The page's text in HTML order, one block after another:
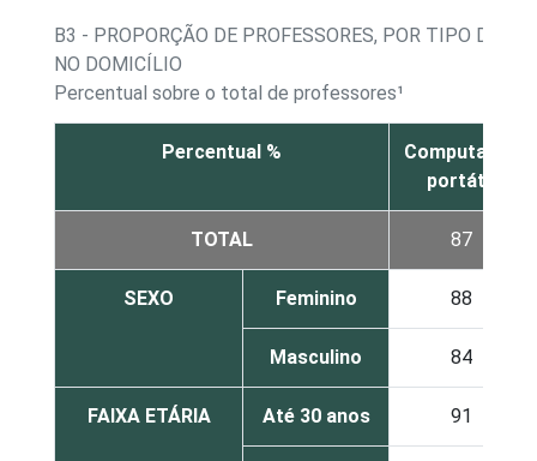
B3 - PROPORÇÃO DE PROFESSORES, POR TIPO DE
NO DOMICÍLIO
Percentual sobre o total de professores¹
Percentual %
Computador
portátil
TOTAL 87
SEXO Feminino 88
Masculino 84
FAIXA ETÁRIA Até 30 anos 91